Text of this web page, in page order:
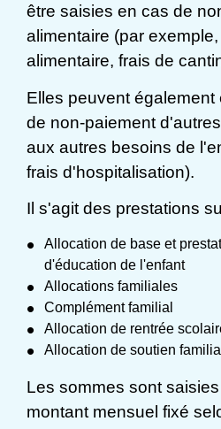
être saisies en cas de
alimentaire (par
alimentaire, frais de
Elles peuvent également
de non-paiement
aux autres besoins de
frais d'hospitalisation).
Il s'agit des prestations
Allocation de base et
d'éducation de l'enfant
Allocations familiales
Complément familial
Allocation de rentrée
Allocation de soutien
Les sommes sont
montant mensuel fixé